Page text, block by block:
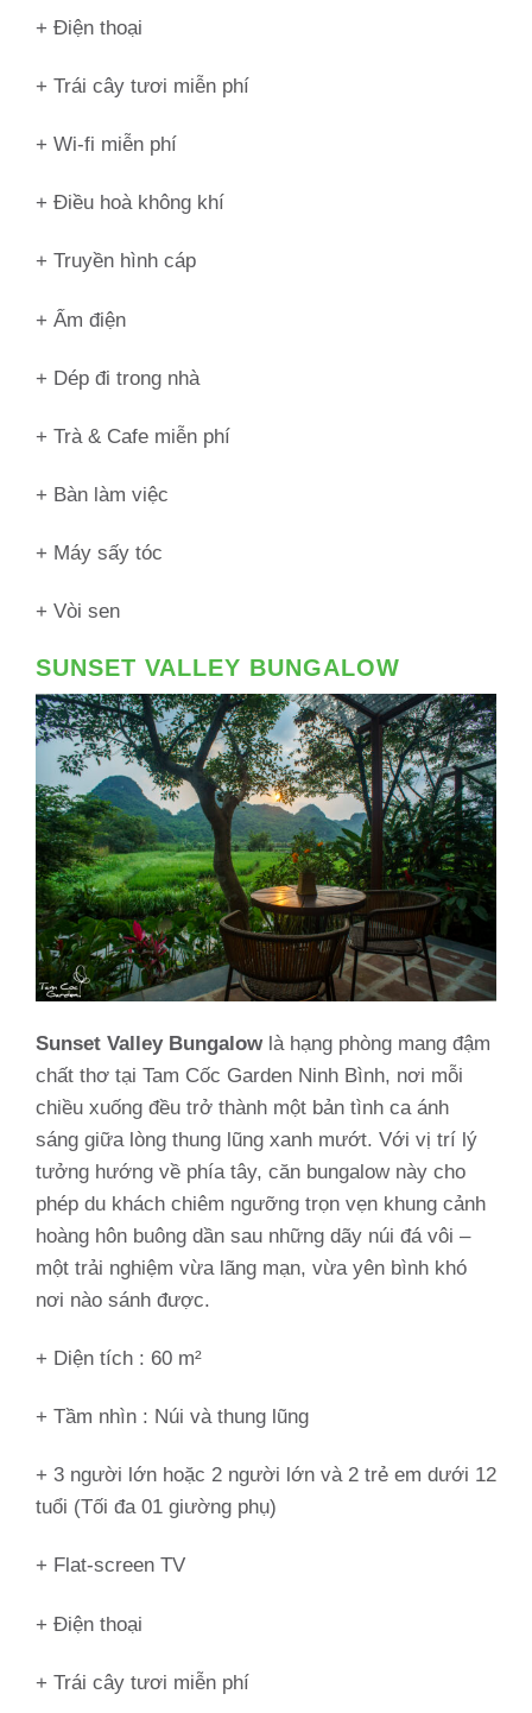
+ Điện thoại
+ Trái cây tươi miễn phí
+ Wi-fi miễn phí
+ Điều hoà không khí
+ Truyền hình cáp
+ Ấm điện
+ Dép đi trong nhà
+ Trà & Cafe miễn phí
+ Bàn làm việc
+ Máy sấy tóc
+ Vòi sen
SUNSET VALLEY BUNGALOW
Sunset Valley Bungalow là hạng phòng mang đậm
chất thơ tại Tam Cốc Garden Ninh Bình, nơi mỗi
chiều xuống đều trở thành một bản tình ca ánh
sáng giữa lòng thung lũng xanh mướt. Với vị trí lý
tưởng hướng về phía tây, căn bungalow này cho
phép du khách chiêm ngưỡng trọn vẹn khung cảnh
hoàng hôn buông dần sau những dãy núi đá vôi –
một trải nghiệm vừa lãng mạn, vừa yên bình khó
nơi nào sánh được.
+ Diện tích : 60 m²
+ Tầm nhìn : Núi và thung lũng
+ 3 người lớn hoặc 2 người lớn và 2 trẻ em dưới 12
tuổi (Tối đa 01 giường phụ)
+ Flat-screen TV
+ Điện thoại
+ Trái cây tươi miễn phí